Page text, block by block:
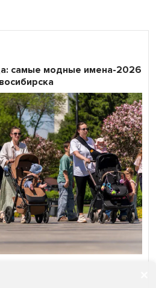
самые модные имена-2026